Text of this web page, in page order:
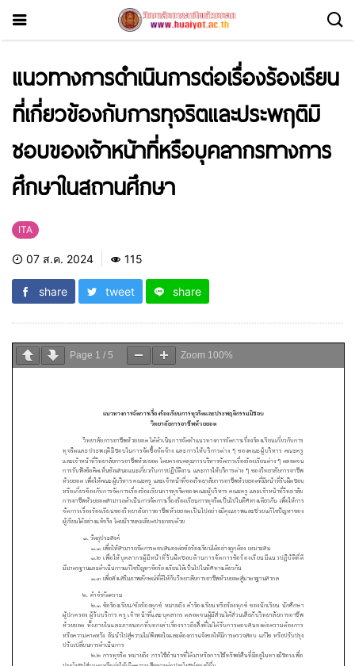
แนวทางการดำเนินการต่อเรื่องร้องเรียน
ที่เกี่ยวข้องกับการทุจริตและประพฤติมิ
ชอบของเจ้าหน้าที่หรือบุคลากรทางการ
ศึกษาในสถานศึกษา
ITA
07 ส.ค. 2024 115
share tweet share
Page 1 / 5 Zoom 100%